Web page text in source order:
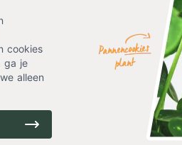
cookies
ga je
alleen